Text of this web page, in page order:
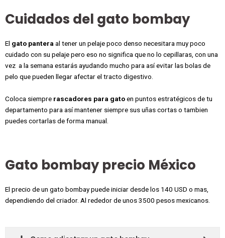
Cuidados del gato bombay
El gato pantera al tener un pelaje poco denso necesitara muy poco
cuidado con su pelaje pero eso no significa que no lo cepillaras, con una
vez a la semana estarás ayudando mucho para así evitar las bolas de
pelo que pueden llegar afectar el tracto digestivo.
Coloca siempre rascadores para gatoen puntos estratégicos de tu
departamento para así mantener siempre sus uñas cortas o tambien
puedes cortarlas de forma manual.
Gato bombay precio México
El precio de un gato bombay puede iniciar desde los 140 USD o mas,
dependiendo del criador. Al rededor de unos 3500 pesos mexicanos.